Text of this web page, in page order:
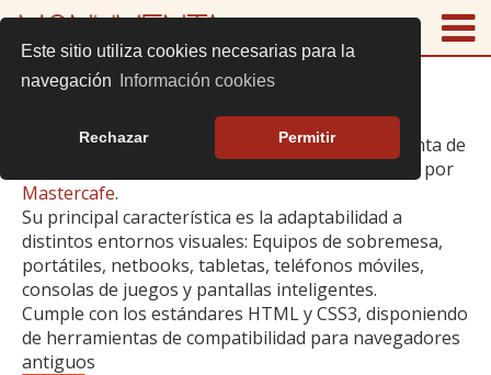
Este sitio utiliza cookies necesarias para la
navegación
Información cookies
Rechazar Permitir
NOTA TÉCNICA
La presente web ha sido creada con la herramienta de
gestión de contenidos (CMS) K-Fein desarrollada por
Mastercafe.
Su principal característica es la adaptabilidad a
distintos entornos visuales: Equipos de sobremesa,
portátiles, netbooks, tabletas, teléfonos móviles,
consolas de juegos y pantallas inteligentes.
Cumple con los estándares HTML y CSS3, disponiendo
de herramientas de compatibilidad para navegadores
antiguos